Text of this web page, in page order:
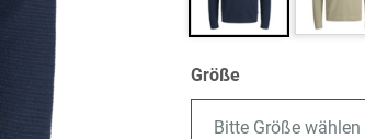
Größe
Bitte Größe wählen